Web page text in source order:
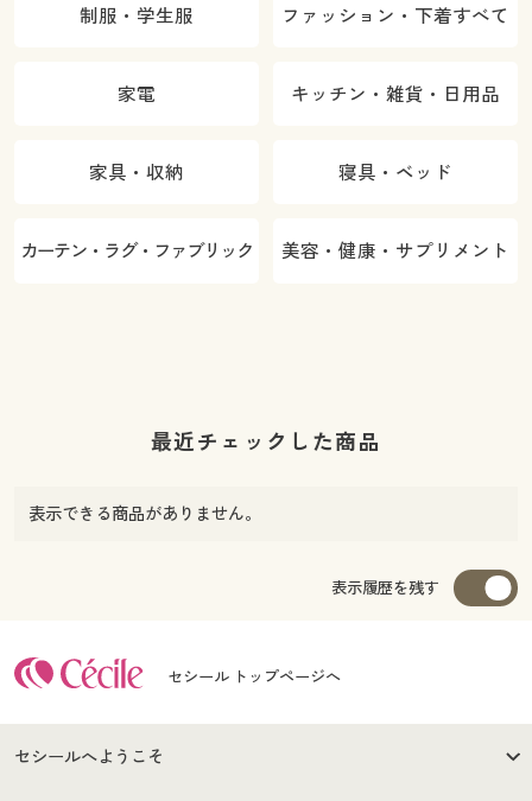
制服・学生服 ファッション・下着すべて
家電 キッチン・雑貨・日用品
家具・収納 寝具・ベッド
カーテン・ラグ・ファブリック 美容・健康・サプリメント
最近チェックした商品
表示できる商品がありません。
表示履歴を残す
セシール トップページへ
セシールへようこそ